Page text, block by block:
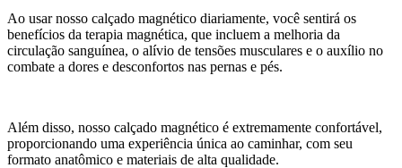
Ao usar nosso calçado magnético diariamente, você sentirá os
benefícios da terapia magnética, que incluem a melhoria da
circulação sanguínea, o alívio de tensões musculares e o auxílio no
combate a dores e desconfortos nas pernas e pés.
Além disso, nosso calçado magnético é extremamente confortável,
proporcionando uma experiência única ao caminhar, com seu
formato anatômico e materiais de alta qualidade.